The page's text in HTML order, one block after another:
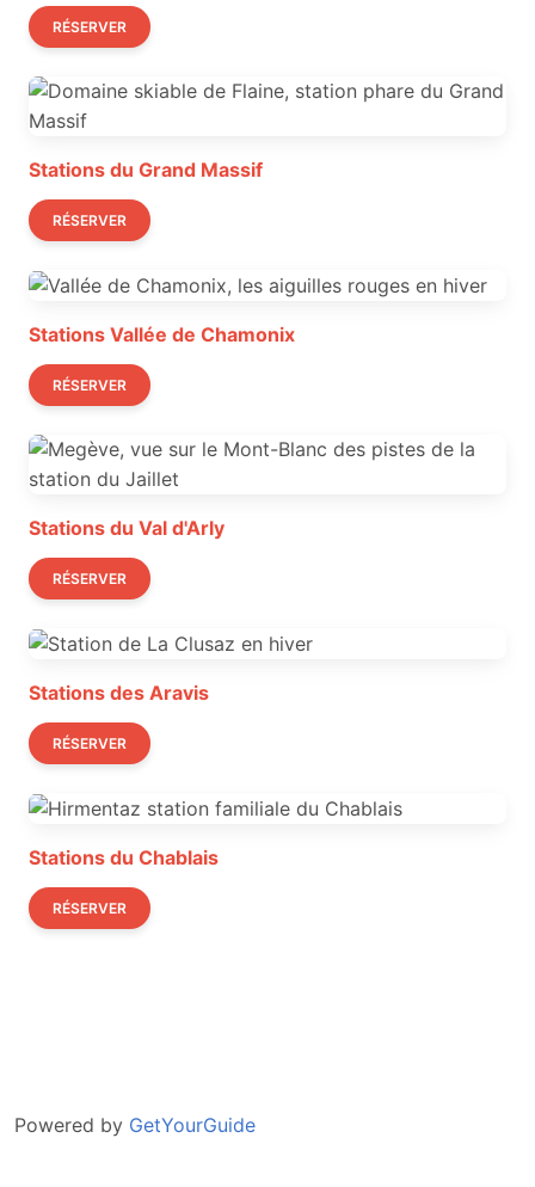
RÉSERVER
Stations du Grand Massif
RÉSERVER
Stations Vallée de Chamonix
RÉSERVER
Stations du Val d'Arly
RÉSERVER
Stations des Aravis
RÉSERVER
Stations du Chablais
RÉSERVER
Powered by GetYourGuide